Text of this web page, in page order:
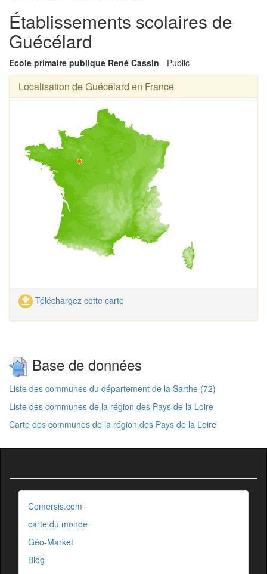
Établissements scolaires de
Guécélard
Ecole primaire publique René Cassin - Public
Localisation de Guécélard en France
Téléchargez cette carte
Base de données
Liste des communes du département de la Sarthe (72)
Liste des communes de la région des Pays de la Loire
Carte des communes de la région des Pays de la Loire
Comersis.com
carte du monde
Géo-Market
Blog